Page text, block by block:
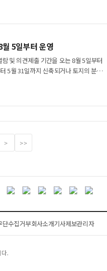
5일부터 운영
및 의견제출 기간을 오는 8월 5일부터
5월 31일까지 신축되거나 토지의 분할·
> >>
단수집거부회사소개기사제보관리자
다.